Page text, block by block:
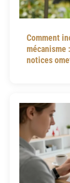
Comment
mécanisme
notices